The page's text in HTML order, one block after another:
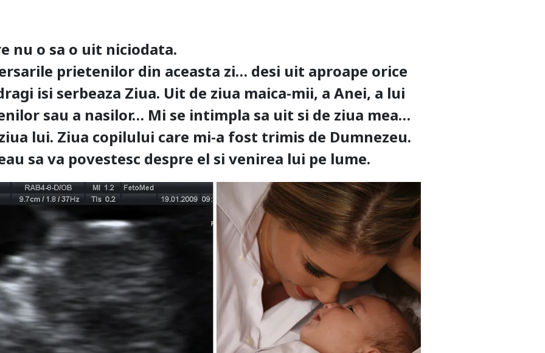
nu o sa o uit niciodata.
prietenilor din aceasta zi… desi uit aproape orice
isi serbeaza Ziua. Uit de ziua maica-mii, a Anei, a lui
sau a nasilor… Mi se intimpla sa uit si de ziua mea…
lui. Ziua copilului care mi-a fost trimis de Dumnezeu.
sa va povestesc despre el si venirea lui pe lume.